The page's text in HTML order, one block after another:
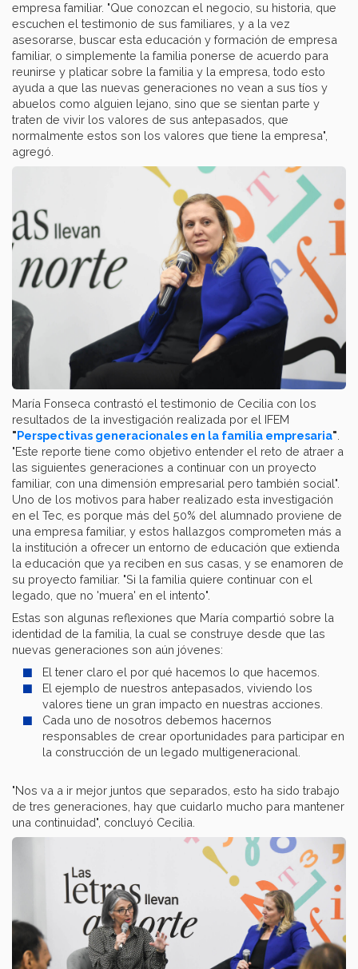
empresa familiar. "Que conozcan el negocio, su historia, que
escuchen el testimonio de sus familiares, y a la vez
asesorarse, buscar esta educación y formación de empresa
familiar, o simplemente la familia ponerse de acuerdo para
reunirse y platicar sobre la familia y la empresa, todo esto
ayuda a que las nuevas generaciones no vean a sus tíos y
abuelos como alguien lejano, sino que se sientan parte y
traten de vivir los valores de sus antepasados, que
normalmente estos son los valores que tiene la empresa",
agregó.
María Fonseca contrastó el testimonio de Cecilia con los
resultados de la investigación realizada por el IFEM
"Perspectivas generacionales en la familia empresaria"
"Este reporte tiene como objetivo entender el reto de atraer a
las siguientes generaciones a continuar con un proyecto
familiar, con una dimensión empresarial pero también social".
Uno de los motivos para haber realizado esta investigación
en el Tec, es porque más del 50% del alumnado proviene de
una empresa familiar, y estos hallazgos comprometen más a
la institución a ofrecer un entorno de educación que extienda
la educación que ya reciben en sus casas, y se enamoren de
su proyecto familiar. "Si la familia quiere continuar con el
legado, que no 'muera' en el intento".
Estas son algunas reflexiones que María compartió sobre la
identidad de la familia, la cual se construye desde que las
nuevas generaciones son aún jóvenes:
El tener claro el por qué hacemos lo que hacemos.
El ejemplo de nuestros antepasados, viviendo los
valores tiene un gran impacto en nuestras acciones.
Cada uno de nosotros debemos hacernos
responsables de crear oportunidades para participar en
la construcción de un legado multigeneracional.
"Nos va a ir mejor juntos que separados, esto ha sido trabajo
de tres generaciones, hay que cuidarlo mucho para mantener
una continuidad", concluyó Cecilia.